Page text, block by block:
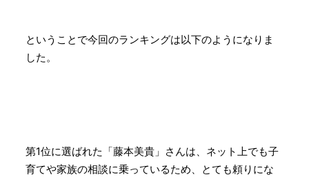
ということで今回のランキングは以下のようになりま
した。
第1位に選ばれた「藤本美貴」さんは、ネット上でも子
育てや家族の相談に乗っているため、とても頼りにな